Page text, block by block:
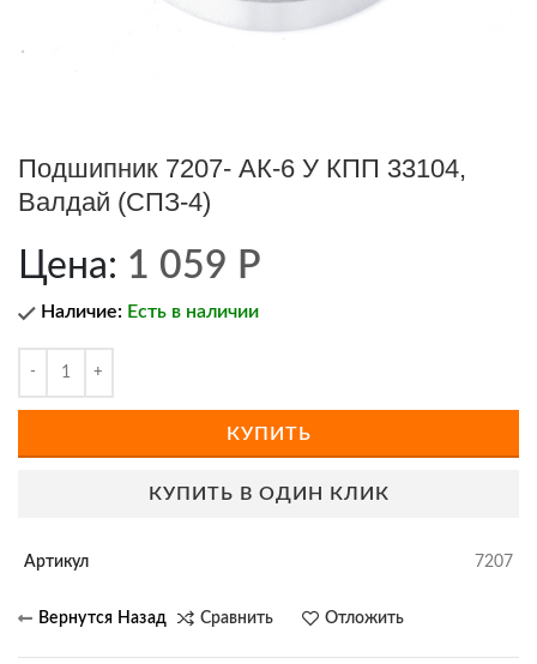
Подшипник 7207- АК-6 У КПП 33104,
Валдай (СПЗ-4)
Цена: 1 059 Р
Наличие: Есть в наличии
КУПИТЬ
КУПИТЬ В ОДИН КЛИК
Артикул 7207
Сравнить Отложить